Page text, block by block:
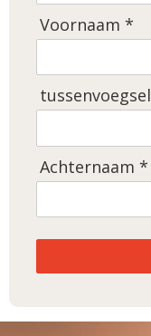
Voornaam *
tussenvoegsel
Achternaam *